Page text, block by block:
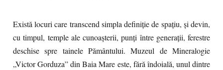
Există locuri care transcend simpla definiție de spațiu, și devin,
cu timpul, temple ale cunoașterii, punți între generații, ferestre
deschise spre tainele Pământului. Muzeul de Mineralogie
„Victor Gorduza” din Baia Mare este, fără îndoială, unul dintre